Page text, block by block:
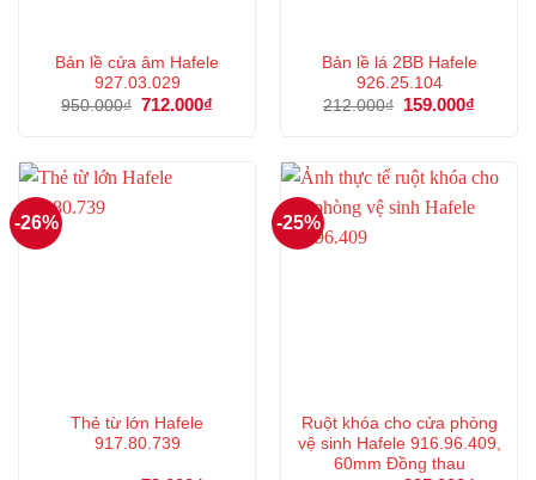
Bản lề cửa âm Hafele
927.03.029
950.000₫ Giá
712.000₫
712.000₫.
Bản lề lá 2BB Hafele
926.25.104
212.000₫
Giá
159.000₫
-26%
Thẻ từ lớn Hafele
917.80.739
-25%
Ruột khóa cho cửa phòng
vệ sinh Hafele 916.96.409,
60mm Đồng thau